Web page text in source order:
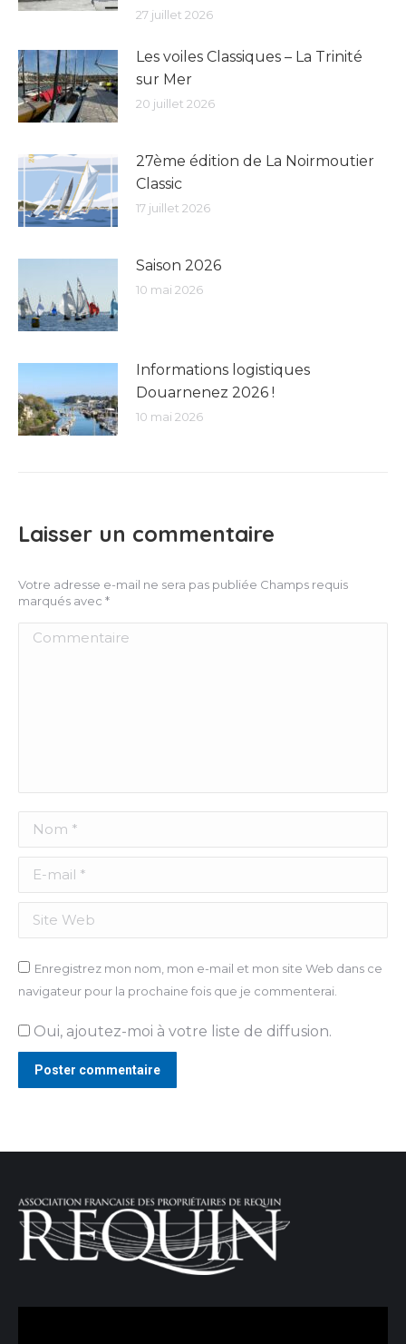
27 juillet 2026
Les voiles Classiques – La Trinité
sur Mer
20 juillet 2026
27ème édition de La Noirmoutier
Classic
17 juillet 2026
Saison 2026
10 mai 2026
Informations logistiques
Douarnenez 2026 !
10 mai 2026
Laisser un commentaire
Votre adresse e-mail ne sera pas publiée Champs requis
marqués avec *
Commentaire
Nom *
E-mail *
Site Web
Enregistrez mon nom, mon e-mail et mon site Web dans ce
navigateur pour la prochaine fois que je commenterai.
Oui, ajoutez-moi à votre liste de diffusion.
Poster commentaire